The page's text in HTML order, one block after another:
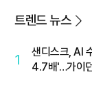
트렌드 뉴스
1
샌디스크, AI
4.7배'…가이